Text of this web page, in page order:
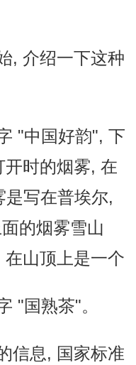
, 介绍一下这种
"中国好韵", 下
时的烟雾, 在
写在普埃尔,
的烟雾雪山
山顶上是一个
"国熟茶"。
信息, 国家标准